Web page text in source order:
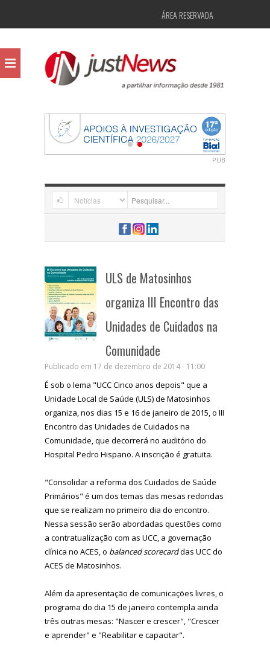
ÁREA RESERVADA
PUB
ULS de Matosinhos
organiza III Encontro das
Unidades de Cuidados na
Comunidade
Publicado em 17 de dezembro de 2014 - 11:00
É sob o lema "UCC Cinco anos depois" que a
Unidade Local de Saúde (ULS) de Matosinhos
organiza, nos dias 15 e 16 de janeiro de 2015, o III
Encontro das Unidades de Cuidados na
Comunidade, que decorrerá no auditório do
Hospital Pedro Hispano. A inscrição é gratuita.
"Consolidar a reforma dos Cuidados de Saúde
Primários" é um dos temas das mesas redondas
que se realizam no primeiro dia do encontro.
Nessa sessão serão abordadas questões como
a contratualização com as UCC, a governação
clínica no ACES, o balanced scorecarddas UCC do
ACES de Matosinhos.
Além da apresentação de comunicações livres, o
programa do dia 15 de janeiro contempla ainda
três outras mesas: "Nascer e crescer", "Crescer
e aprender" e "Reabilitar e capacitar".